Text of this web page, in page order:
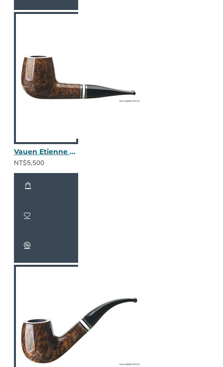
Vauen Etienne ET111
NT$5,500